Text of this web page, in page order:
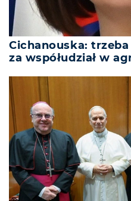
Cichanouska:
za współudział w